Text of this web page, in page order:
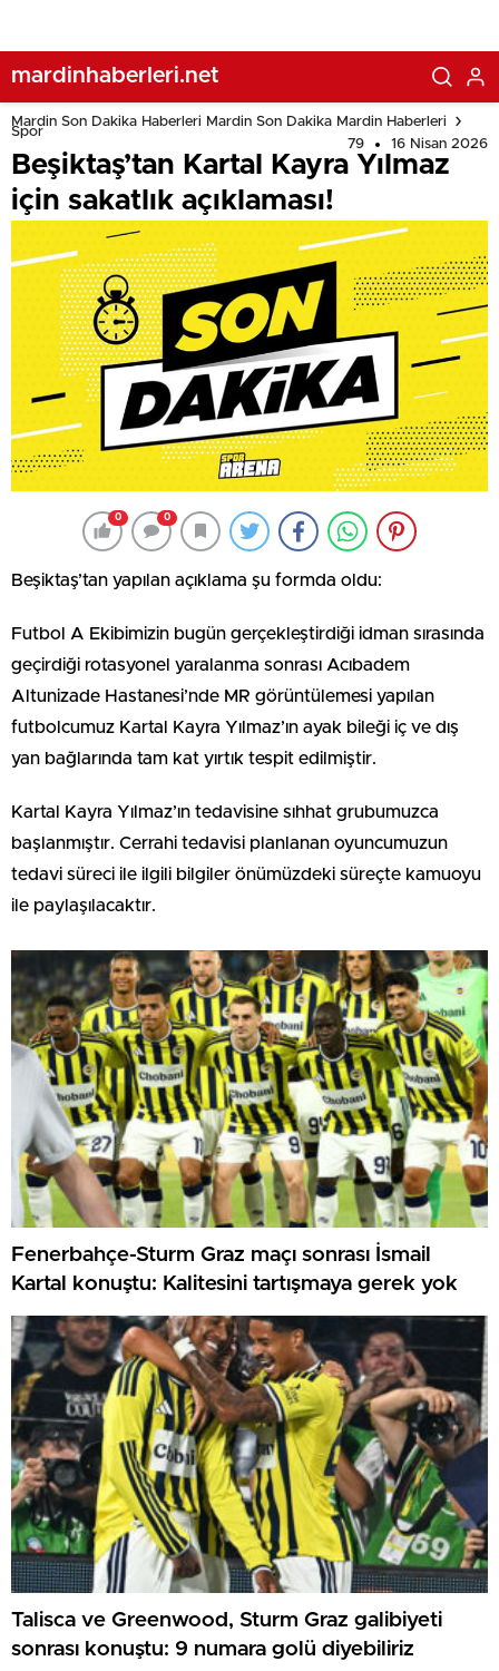
mardinhaberleri.net
Mardin Son Dakika Haberleri Mardin Son Dakika Mardin Haberleri
Spor
79
16 Nisan 2026
Beşiktaş’tan Kartal Kayra Yılmaz
için sakatlık açıklaması!
0 0
Beşiktaş’tan yapılan açıklama şu formda oldu:
Futbol A Ekibimizin bugün gerçekleştirdiği idman sırasında
geçirdiği rotasyonel yaralanma sonrası Acıbadem
Altunizade Hastanesi’nde MR görüntülemesi yapılan
futbolcumuz Kartal Kayra Yılmaz’ın ayak bileği iç ve dış
yan bağlarında tam kat yırtık tespit edilmiştir.
Kartal Kayra Yılmaz’ın tedavisine sıhhat grubumuzca
başlanmıştır. Cerrahi tedavisi planlanan oyuncumuzun
tedavi süreci ile ilgili bilgiler önümüzdeki süreçte kamuoyu
ile paylaşılacaktır.
Fenerbahçe-Sturm Graz maçı sonrası İsmail
Kartal konuştu: Kalitesini tartışmaya gerek yok
Talisca ve Greenwood, Sturm Graz galibiyeti
sonrası konuştu: 9 numara golü diyebiliriz